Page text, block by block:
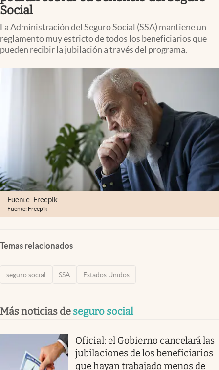
Lifestyle
Social
La Administración del Seguro Social (SSA) mantiene un
reglamento muy estricto de todos los beneficiarios que
pueden recibir la jubilación a través del programa.
Fuente: Freepik
Fuente: Freepik
Temas relacionados
seguro social SSA Estados Unidos
Más noticias de seguro social
Oficial: el Gobierno cancelará las
jubilaciones de los beneficiarios
que hayan trabajado menos de